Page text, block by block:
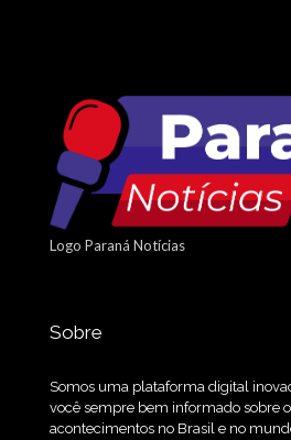
Logo Paraná Notícias
Sobre
Somos uma plataforma digital
você sempre bem informado sobre
acontecimentos no Brasil e no